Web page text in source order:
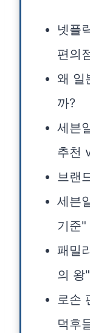
넷플
편의
왜 일
까?
세븐
추천
브랜
세븐
기준"
패밀
의 왕"
로손
덕후